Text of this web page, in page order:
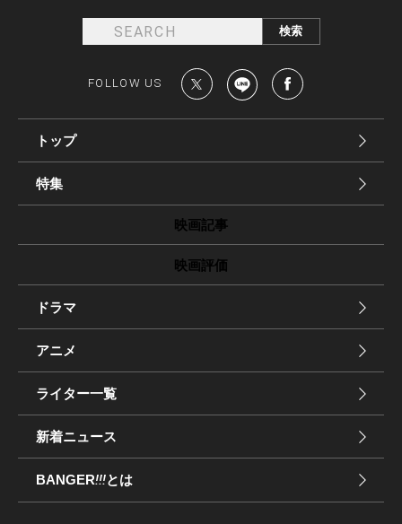
FOLLOW US
トップ
特集
映画記事
映画評価
ドラマ
アニメ
ライター一覧
新着ニュース
BANGER!!!とは